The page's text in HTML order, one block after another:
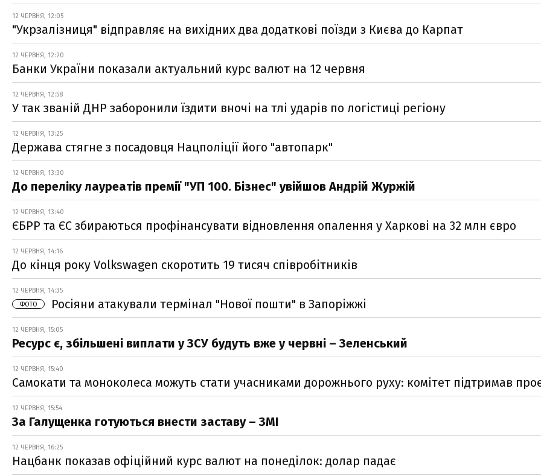
12 ЧЕРВНЯ, 12:05
"Укрзалізниця" відправляє на вихідних два додаткові поїзди з Києва до Карпат
12 ЧЕРВНЯ, 12:20
Банки України показали актуальний курс валют на 12 червня
12 ЧЕРВНЯ, 12:58
У так званій ДНР заборонили їздити вночі на тлі ударів по логістиці регіону
12 ЧЕРВНЯ, 13:25
Держава стягне з посадовця Нацполіції його "автопарк"
12 ЧЕРВНЯ, 13:30
До переліку лауреатів премії "УП 100. Бізнес" увійшов Андрій Журжій
12 ЧЕРВНЯ, 13:40
ЄБРР та ЄС збираються профінансувати відновлення опалення у Харкові на 32 млн євро
12 ЧЕРВНЯ, 14:16
До кінця року Volkswagen скоротить 19 тисяч співробітників
12 ЧЕРВНЯ, 14:35
ФОТО
Росіяни атакували термінал "Нової пошти" в Запоріжжі
12 ЧЕРВНЯ, 15:05
Ресурс є, збільшені виплати у ЗСУ будуть вже у червні – Зеленський
12 ЧЕРВНЯ, 15:40
Самокати та моноколеса можуть стати учасниками дорожнього руху: комітет підтримав
12 ЧЕРВНЯ, 15:54
За Галущенка готуються внести заставу – ЗМІ
12 ЧЕРВНЯ, 16:25
Нацбанк показав офіційний курс валют на понеділок: долар падає